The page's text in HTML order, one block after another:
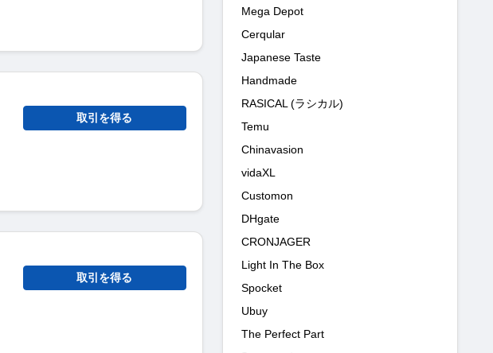
取引を得る
取引を得る
Mega Depot
Cerqular
Japanese Taste
Handmade
RASICAL (ラシカル)
Temu
Chinavasion
vidaXL
Customon
DHgate
CRONJAGER
Light In The Box
Spocket
Ubuy
The Perfect Part